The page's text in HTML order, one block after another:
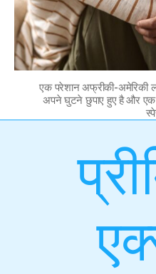
एक परेशान अफ्रीकी-
अपने घुटने छुपाए हुए है और एक